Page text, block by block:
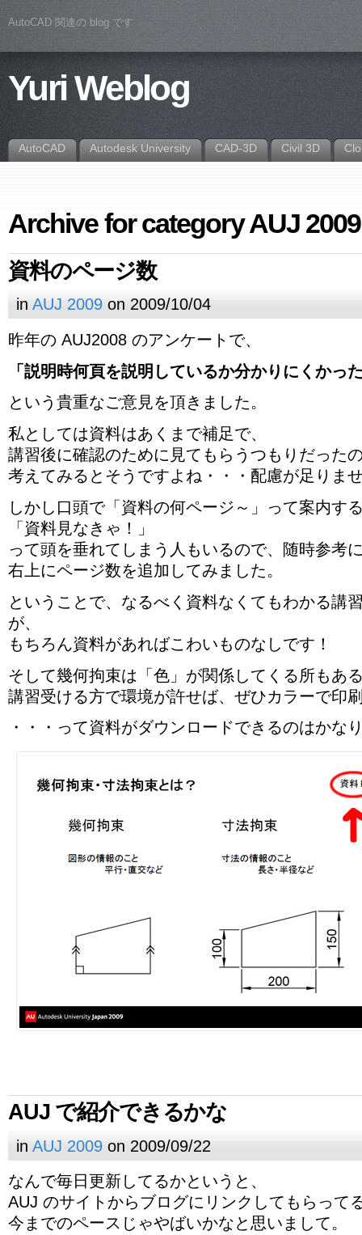
AutoCAD 関連の blog です
Yuri Weblog
AutoCAD Autodesk University CAD-3D Civil 3D
Archive for category AUJ 2009
資料のページ数
inAUJ 2009 on 2009/10/04
昨年の AUJ2008 のアンケートで、
「説明時何頁を説明しているか分かりにくかっ
という貴重なご意見を頂きました。
私としては資料はあくまで補足で、
講習後に確認のために見てもらうつもりだった
考えてみるとそうですよね・・・配慮が足りま
しかし口頭で「資料の何ページ～」って案内す
「資料見なきゃ！」
って頭を垂れてしまう人もいるので、随時参考
右上にページ数を追加してみました。
ということで、なるべく資料なくてもわかる講
が、
もちろん資料があればこわいものなしです！
そして幾何拘束は「色」が関係してくる所もあ
講習受ける方で環境が許せば、ぜひカラーで印
・・・って資料がダウンロードできるのはかな
AUJ で紹介できるかな
inAUJ 2009 on 2009/09/22
なんで毎日更新してるかというと、
AUJ のサイトからブログにリンクしてもらって
今までのペースじゃやばいかなと思いまして。